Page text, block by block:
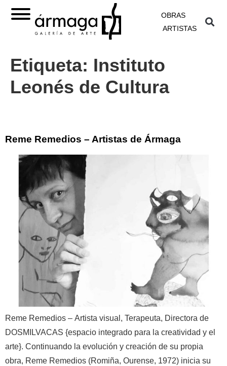
OBRAS
ARTISTAS
Etiqueta: Instituto
Leonés de Cultura
Reme Remedios – Artistas de Ármaga
Reme Remedios – Artista visual, Terapeuta, Directora de
DOSMILVACAS {espacio integrado para la creatividad y el
arte}. Continuando la evolución y creación de su propia
obra, Reme Remedios (Romiña, Ourense, 1972) inicia su